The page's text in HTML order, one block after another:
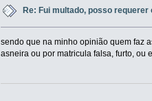
Re: Fui multado, posso
sendo que na minho opinião quem faz
asneira ou por matricula falsa, furto, ou